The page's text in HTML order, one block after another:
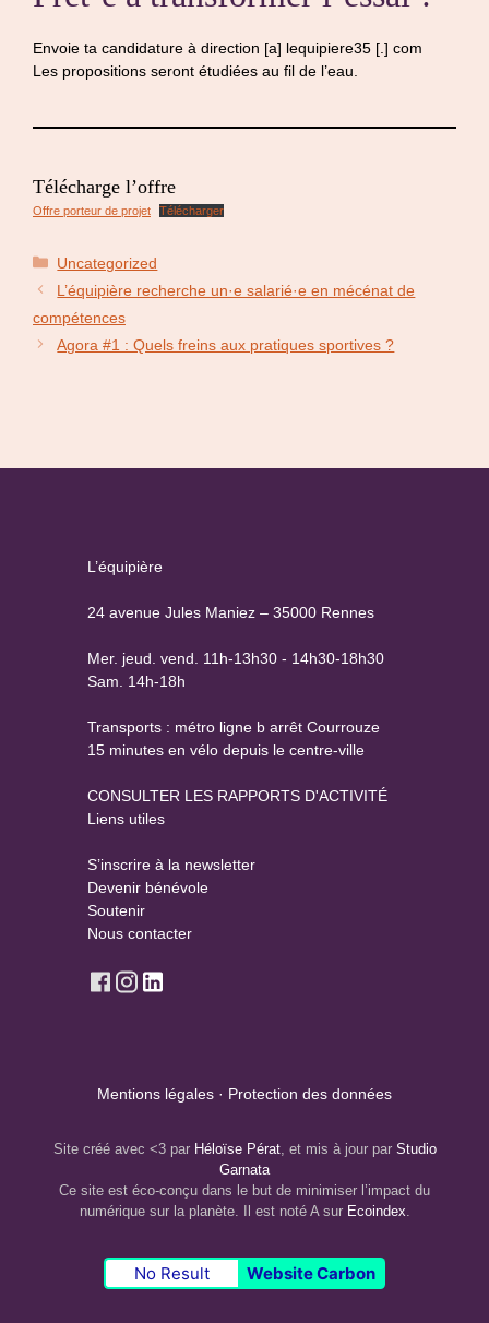
Envoie ta candidature à direction [a] lequipiere35 [.] com
Les propositions seront étudiées au fil de l’eau.
Télécharge l’offre
Offre porteur de projet Télécharger
Catégories
Uncategorized
L’équipière recherche un·e salarié·e en mécénat de
compétences
Agora #1 : Quels freins aux pratiques sportives ?
L’équipière
24 avenue Jules Maniez – 35000 Rennes
Mer. jeud. vend. 11h-13h30 - 14h30-18h30
Sam. 14h-18h
Transports : métro ligne b arrêt Courrouze
15 minutes en vélo depuis le centre-ville
CONSULTER LES RAPPORTS D'ACTIVITÉ
Liens utiles
S’inscrire à la newsletter
Devenir bénévole
Soutenir
Nous contacter
Mentions légales · Protection des données
Site créé avec <3 par Héloïse Pérat, et mis à jour par Studio
Garnata
Ce site est éco-conçu dans le but de minimiser l’impact du
numérique sur la planète. Il est noté A sur Ecoindex
No Result Website Carbon